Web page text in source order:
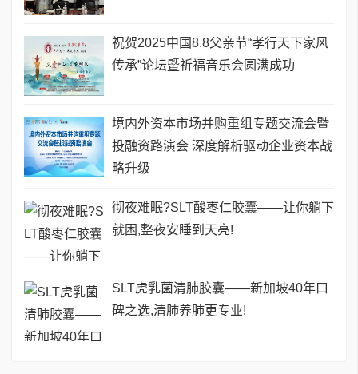
祝贺2025中国8.8父亲节“孝行天下家风
传承”论坛暨祈福音乐会圆满成功
境内外资本市场并购重组专题交流会暨
投融资路演会 深度解析驱动企业资本战
略升级
彻夜难眠?SLT酸枣仁胶囊——让你躺下
就困,整夜安睡到天亮!
SLT虎乳菌清肺胶囊——新加坡40年口
碑之选,清肺养肺更专业!